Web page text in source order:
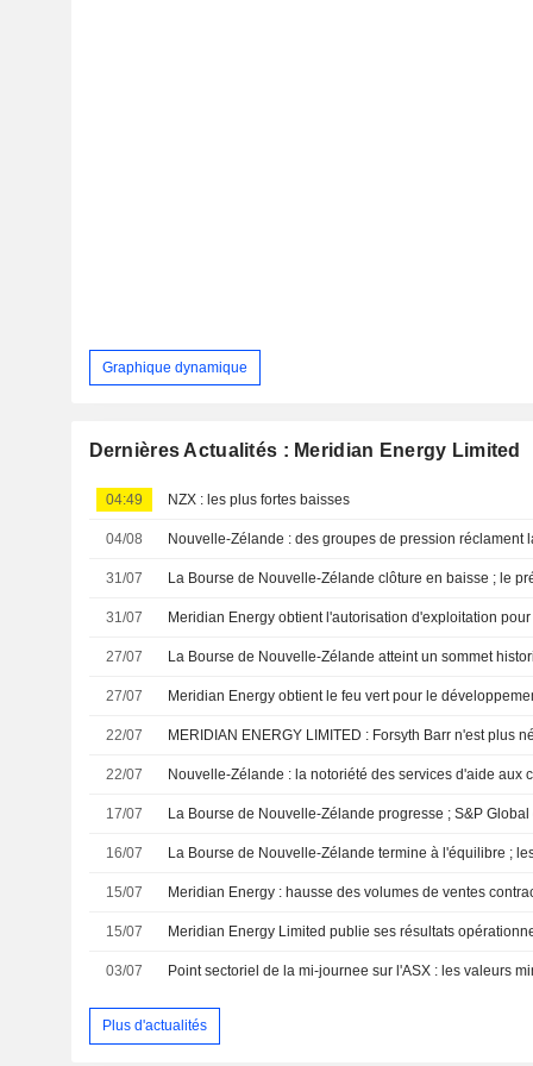
Graphique dynamique
Dernières Actualités : Meridian Energy Limited
04:49 NZX : les plus fortes baisses
04/08
31/07
31/07
27/07
27/07
22/07 MERIDIAN ENERGY LIMITED : Forsyth Barr n'est plus
22/07
17/07
16/07
15/07 Meridian Energy : hausse des volumes de ventes
15/07
03/07
Plus d'actualités